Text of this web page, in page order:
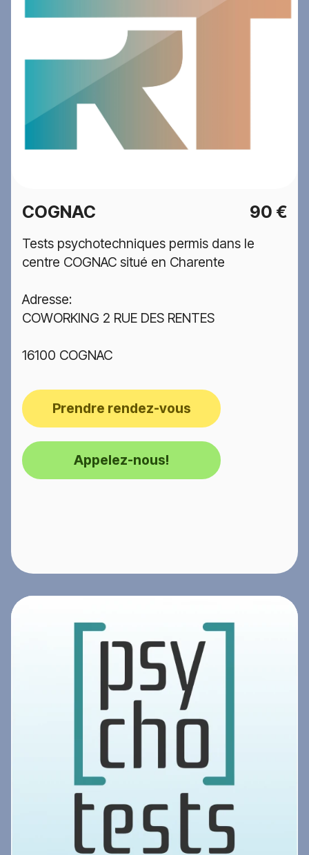
COGNAC 90 €
Tests psychotechniques permis dans le
centre COGNAC situé en Charente
Adresse:
COWORKING 2 RUE DES RENTES
16100 COGNAC
Prendre rendez-vous
Appelez-nous!